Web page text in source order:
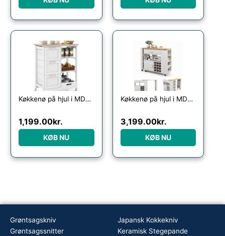
Køkkenø på hjul i MDF og fyrretræ H83,5 x B67 x D37 cm – Hvid/Natur
1,199.00kr.
KØB NU
Køkkenø på hjul i MDF og gummitræ H100 x B120 x D40 cm – Hvid/Natur
3,199.00kr.
KØB NU
Grøntsagskniv
Grøntsagssnitter
Japansk Kokkekniv
Keramisk Stegepande